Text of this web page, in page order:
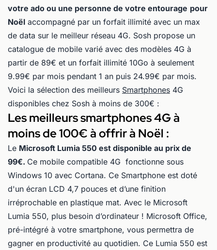
votre ado ou une personne de votre entourage pour
Noël accompagné par un forfait illimité avec un max
de data sur le meilleur réseau 4G. Sosh propose un
catalogue de mobile varié avec des modèles 4G à
partir de 89€ et un forfait illimité 10Go à seulement
9.99€ par mois pendant 1 an puis 24.99€ par mois.
Voici la sélection des meilleurs Smartphones 4G
disponibles chez Sosh à moins de 300€ :
Les meilleurs smartphones 4G à
moins de 100€ à offrir à Noël :
Le Microsoft Lumia 550 est disponible au prix de
99€. Ce mobile compatible 4G fonctionne sous
Windows 10 avec Cortana. Ce Smartphone est doté
d'un écran LCD 4,7 pouces et d’une finition
irréprochable en plastique mat. Avec le Microsoft
Lumia 550, plus besoin d’ordinateur ! Microsoft Office,
pré-intégré à votre smartphone, vous permettra de
gagner en productivité au quotidien. Ce Lumia 550 est